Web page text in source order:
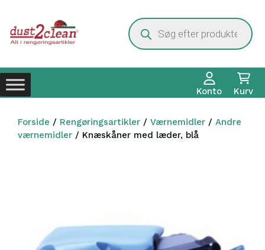
indhold
Products
search
Konto Kurv
Forside / Rengøringsartikler / Værnemidler / Andre
værnemidler / Knæskåner med læder, blå